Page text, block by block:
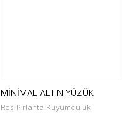
MİNİMAL ALTIN YÜZÜK
Res Pırlanta Kuyumculuk